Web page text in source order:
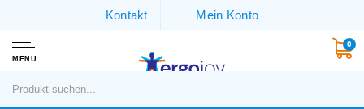
Kontakt Mein Konto
MENU
0